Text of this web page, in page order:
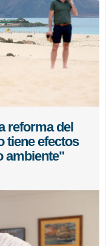
reforma del
tiene efectos
ambiente"